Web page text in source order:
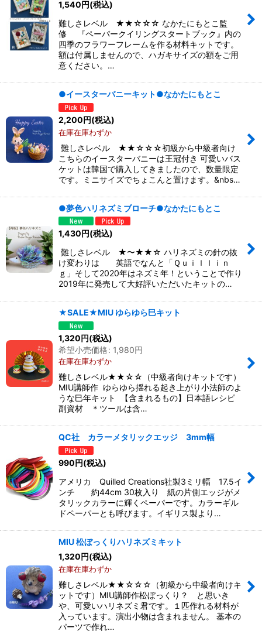
1,540円(税込)
難しさレベル ★★☆☆☆ なかたにもとこ監
修 『ペーパークイリングスタートブック』内の
四季のフラワーフレームを作る材料キットです。
額は付属しませんので、ハガキサイズの額をご用
意ください。…
●イースターバニーキット●なかたにもとこ
2,200円(税込)
在庫在庫わずか
難しさレベル ★★☆☆☆初級から中級者向け
こちらのイースターバニーは王冠付き 可愛いバス
ケットは韓国で購入してきましたので、数量限定
です。ミニサイズでちょこんと置けます。&nbs…
●夢色ハリネズミブローチ●なかたにもとこ
1,430円(税込)
難しさレベル ★〜★★☆ ハリネズミの針の抜
け変わりは 英語でなんと「Ｑｕｉｌｌｉｎ
ｇ」そして2020年はネズミ年！ということで作り
2019年に発売して大好評いただいたキットの…
★SALE★MIU ゆらゆら巳キット
1,320円(税込)
希望小売価格: 1,980円
在庫在庫わずか
難しさレベル★★☆☆（中級者向けキットです）
MIU講師作 ゆらゆら揺れる起き上がり小法師のよ
うな巳年キット 【含まれるもの】日本語レシピ
副資材 ＊ツールは含…
QC社 カラーメタリックエッジ 3mm幅
990円(税込)
アメリカ Quilled Creations社製3ミリ幅 17.5イ
ンチ 約44cm 30枚入り 紙の片側エッジがメ
タリックカラーに輝くペーパーです。カラーギル
ドペーパーとも呼びます。イギリス製より…
MIU 松ぼっくりハリネズミキット
1,320円(税込)
在庫在庫わずか
難しさレベル★★☆☆☆（初級から中級者向けキ
ットです）MIU講師作松ぼっくり？ と思いき
や、可愛いハリネズミ君です。１匹作れる材料が
入っています。演出小物は含まれません。 基本の
パーツで作れ…